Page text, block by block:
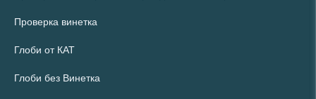
Проверка винетка
Глоби от КАТ
Глоби без Винетка